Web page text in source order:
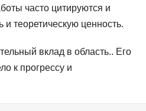
часто цитируются и
теоретическую ценность.
вклад в область.. Его
к прогрессу и